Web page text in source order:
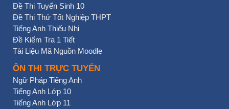
Đề Thi Tuyển Sinh 10
Đề Thi Thử Tốt Nghiệp THPT
Tiếng Anh Thiếu Nhi
Đề Kiểm Tra 1 Tiết
Tài Liệu Mã Nguồn Moodle
ÔN THI TRỰC TUYẾN
Ngữ Pháp Tiếng Anh
Tiếng Anh Lớp 10
Tiếng Anh Lớp 11